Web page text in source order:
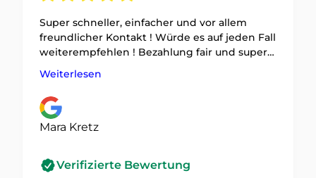
Super schneller, einfacher und vor allem
freundlicher Kontakt ! Würde es auf jeden Fall
weiterempfehlen ! Bezahlung fair und super
dass es einen Festpreis gibt, auch toll dass es
Weiterlesen
Mara Kretz
Verifizierte Bewertung